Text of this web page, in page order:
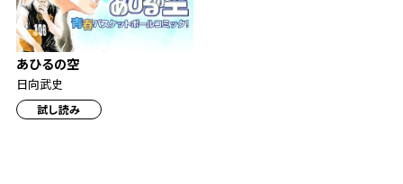
あひるの空
日向武史
試し読み